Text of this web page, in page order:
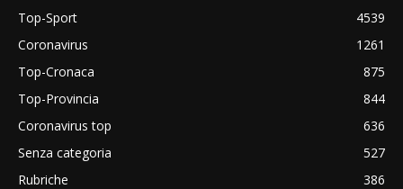
Top-Sport
4539
Coronavirus
1261
Top-Cronaca
875
Top-Provincia
844
Coronavirus top
636
Senza categoria
527
Rubriche
386